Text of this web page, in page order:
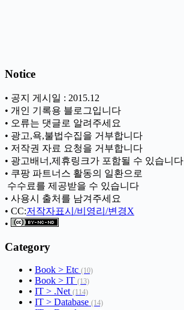
Notice
• 공지 게시일 : 2015.12
• 개인 기록용 블로그입니다
• 오류는 댓글로 알려주세요
• 광고,욕,불법수집을 거부합니다
• 저작권 자료 요청을 거부합니다
• 광고배너,제휴링크가 포함될 수 있습니다
• 쿠팡 파트너스 활동의 일환으로
ㅤ 수수료를 제공받을 수 있습니다
• 사용시 출처를 남겨주세요
• CC:저작자표시/비영리/변경X
•
Category
• Book > Etc (10)
• Book > IT (13)
• IT > .Net (114)
• IT > Database (14)